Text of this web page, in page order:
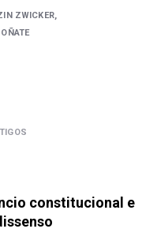
ZWICKER,
constitucional e